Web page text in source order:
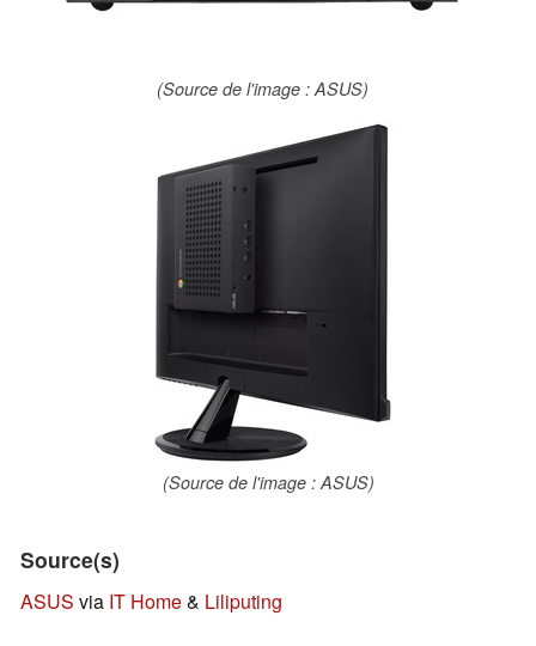
(Source de l'image : ASUS)
(Source de l'image : ASUS)
Source(s)
ASUS via IT Home& Liliputing